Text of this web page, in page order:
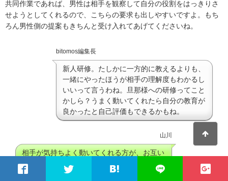
共同作業であれば、男性は相手を観察して自分の役割をはっきりさ
せようとしてくれるので、こちらの要求も出しやすいですよ。もち
ろん男性側の提案もきちんと受け入れてあげてくださいね。
bitomos編集長
新人研修。たしかに一方的に教えるよりも、
一緒にやったほうが相手の理解度もわかるし
いいって言うわね。旦那様への研修ってこと
かしら？うまく動いてくれたら自分の教育が
良かったと自己評価もできるかもね。
山川
相手が気持ちよく動いてくれる方が、お互い
ストレスもないですもんね。旦那のコントロ
ール方法…アリかも…！